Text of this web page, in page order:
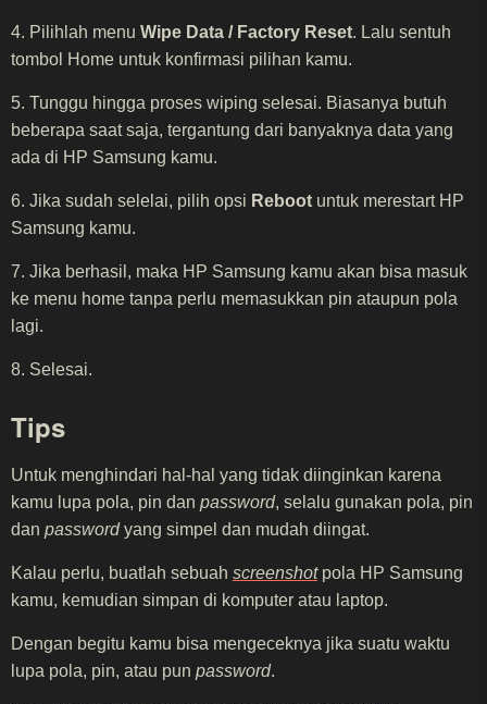
4. Pilihlah menu Wipe Data / Factory Reset. Lalu sentuh
tombol Home untuk konfirmasi pilihan kamu.
5. Tunggu hingga proses wiping selesai. Biasanya butuh
beberapa saat saja, tergantung dari banyaknya data yang
ada di HP Samsung kamu.
6. Jika sudah selelai, pilih opsi Reboot untuk merestart HP
Samsung kamu.
7. Jika berhasil, maka HP Samsung kamu akan bisa masuk
ke menu home tanpa perlu memasukkan pin ataupun pola
lagi.
8. Selesai.
Tips
Untuk menghindari hal-hal yang tidak diinginkan karena
kamu lupa pola, pin dan password, selalu gunakan pola, pin
dan passwordyang simpel dan mudah diingat.
Kalau perlu, buatlah sebuah screenshotpola HP Samsung
kamu, kemudian simpan di komputer atau laptop.
Dengan begitu kamu bisa mengeceknya jika suatu waktu
lupa pola, pin, atau pun password.